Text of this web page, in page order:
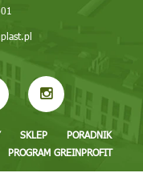
SKLEP
PORADNIK
PROGRAM GREINPROFIT